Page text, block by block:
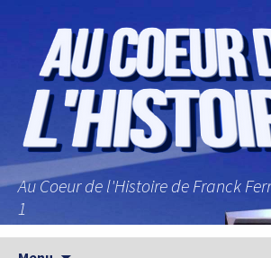
Au Coeur de l'Histoire de Franck
1